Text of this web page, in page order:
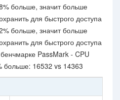
больше, значит больше
для быстрого доступа
больше, значит больше
для быстрого доступа
PassMark - CPU
больше: 16532 vs 14363